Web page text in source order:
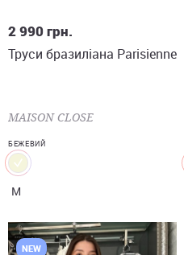
2 990грн.
Труси бразиліана Parisienne
MAISON CLOSE
БЕЖЕВИЙ
M
NEW